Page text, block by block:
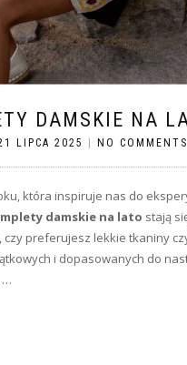
DAMSKIE NA
LIPCA 2025 NO COMMENTS
która inspiruje nas do
damskie na lato stają
czy preferujesz lekkie tkaniny
i dopasowanych do
…